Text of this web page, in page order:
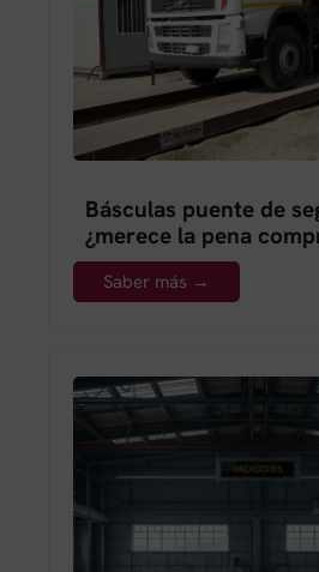
Básculas puente de
¿merece la pena
Saber más →